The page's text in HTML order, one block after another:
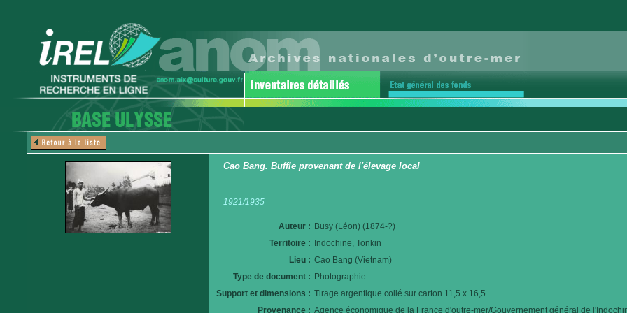
Cao Bang. Buffle provenant de l'élevage local
1921/1935
Auteur : Busy (Léon) (1874-?)
Territoire :
Indochine, Tonkin
Lieu : Cao Bang (Vietnam)
Type de document : Photographie
Support et dimensions : Tirage argentique collé sur carton 11,5 x 16,5
Provenance : Agence économique de la France d'outre-mer/Gouvernement général de